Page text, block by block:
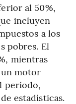
al 50%,
incluyen
a los
pobres. El
mientras
motor
período,
estadísticas.